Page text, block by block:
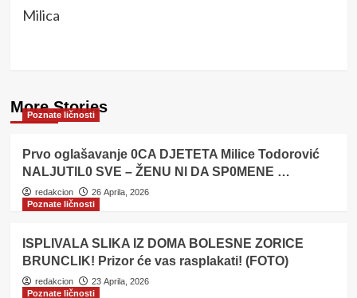
Milica
More Stories
Poznate ličnosti
Prvo oglašavanje 0CA DJETETA Milice Todorović
NALJUTlL0 SVE – ŽENU Nl DA SP0MENE …
redakcion
26 Aprila, 2026
Poznate ličnosti
ISPLIVALA SLIKA IZ DOMA BOLESNE ZORICE
BRUNCLIK! Prizor će vas rasplakati! (FOTO)
redakcion
23 Aprila, 2026
Poznate ličnosti